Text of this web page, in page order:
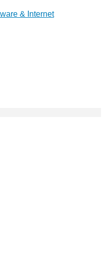
& Internet